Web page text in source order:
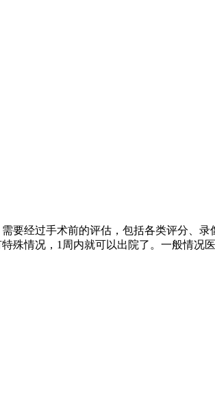
要经过手术前的评估，包括各类评分、
殊情况，1周内就可以出院了。一般情况